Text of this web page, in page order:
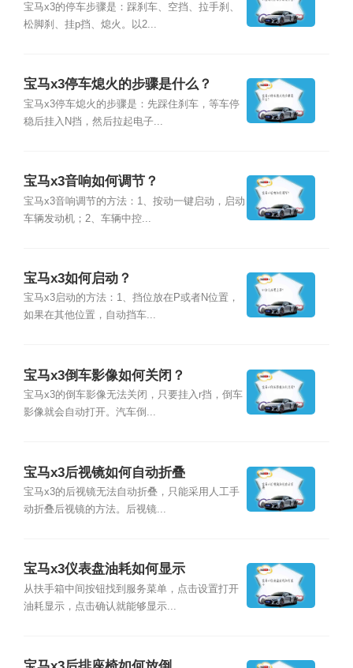
宝马x3的停车步骤是：踩刹车、空挡、拉手刹、
松脚刹、挂p挡、熄火。以2...
宝马x3停车熄火的步骤是什么？
宝马x3停车熄火的步骤是：先踩住刹车，等车停
稳后挂入N挡，然后拉起电子...
宝马x3音响如何调节？
宝马x3音响调节的方法：1、按动一键启动，启动
车辆发动机；2、车辆中控...
宝马x3如何启动？
宝马x3启动的方法：1、挡位放在P或者N位置，
如果在其他位置，自动挡车...
宝马x3倒车影像如何关闭？
宝马x3的倒车影像无法关闭，只要挂入r挡，倒车
影像就会自动打开。汽车倒...
宝马x3后视镜如何自动折叠
宝马x3的后视镜无法自动折叠，只能采用人工手
动折叠后视镜的方法。后视镜...
宝马x3仪表盘油耗如何显示
从扶手箱中间按钮找到服务菜单，点击设置打开
油耗显示，点击确认就能够显示...